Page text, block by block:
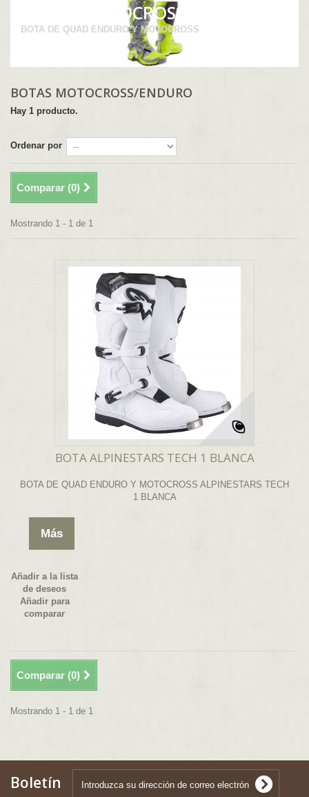
BOTAS MOTOCROSS/ENDURO
BOTA DE QUAD ENDURO Y MOTOCROSS
BOTAS MOTOCROSS/ENDURO
Hay 1 producto.
Ordenar por
Comparar (0)
Mostrando 1 - 1 de 1
BOTA ALPINESTARS TECH 1 BLANCA
BOTA DE QUAD ENDURO Y MOTOCROSS ALPINESTARS TECH
1 BLANCA
Más
Añadir a la lista
de deseos
Añadir para
comparar
Comparar (0)
Mostrando 1 - 1 de 1
Boletín